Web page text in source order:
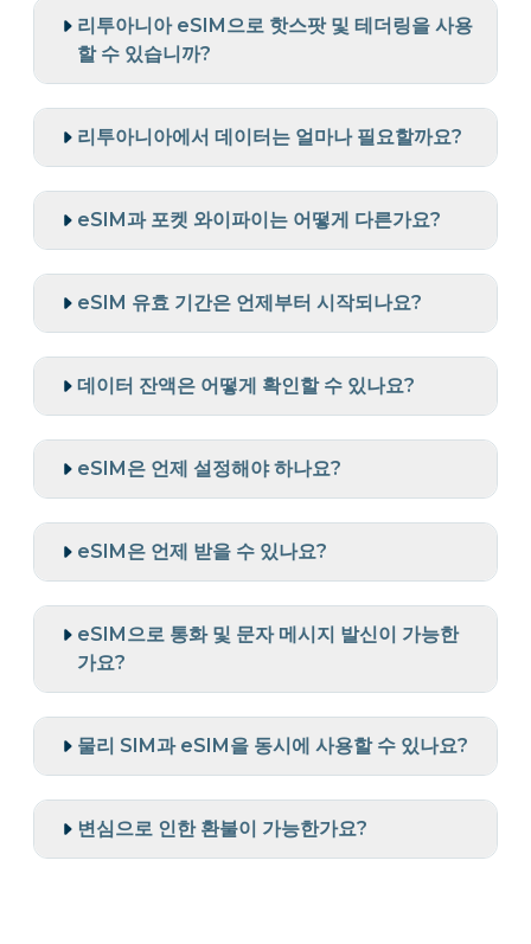
리투아니아 eSIM으로 핫스팟 및 테더링을 사용
할 수 있습니까?
리투아니아에서 데이터는 얼마나 필요할까요?
eSIM과 포켓 와이파이는 어떻게 다른가요?
eSIM 유효 기간은 언제부터 시작되나요?
데이터 잔액은 어떻게 확인할 수 있나요?
eSIM은 언제 설정해야 하나요?
eSIM은 언제 받을 수 있나요?
eSIM으로 통화 및 문자 메시지 발신이 가능한
가요?
물리 SIM과 eSIM을 동시에 사용할 수 있나요?
변심으로 인한 환불이 가능한가요?